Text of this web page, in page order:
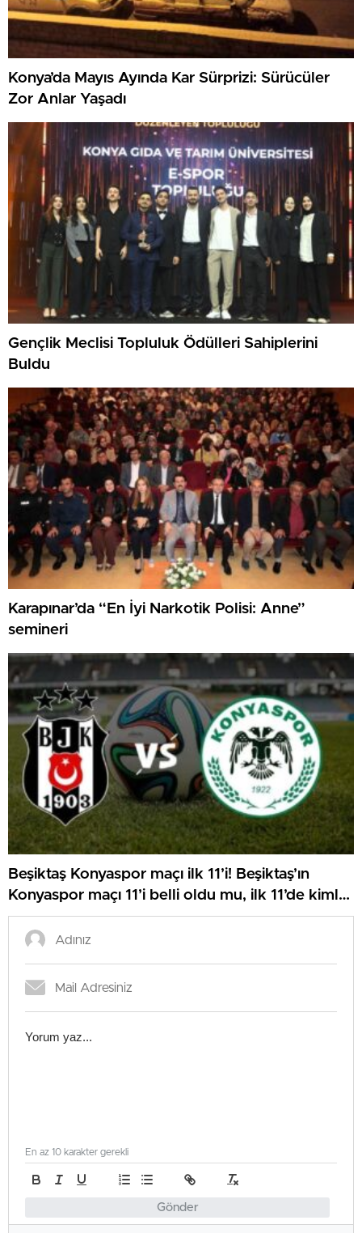
Konya’da Mayıs Ayında Kar Sürprizi: Sürücüler
Zor Anlar Yaşadı
Gençlik Meclisi Topluluk Ödülleri Sahiplerini
Buldu
Karapınar’da “En İyi Narkotik Polisi: Anne”
semineri
Beşiktaş Konyaspor maçı ilk 11’i! Beşiktaş’ın
Konyaspor maçı 11’i belli oldu mu, ilk 11’de kimler
var?
Gönder
En az 10 karakter gerekli